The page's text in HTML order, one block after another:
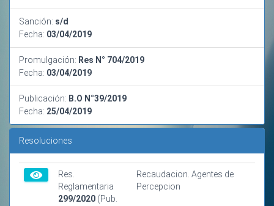
Sanción: s/d
Fecha: 03/04/2019
Promulgación: Res N° 704/2019
Fecha: 03/04/2019
Publicación: B.O N°39/2019
Fecha: 25/04/2019
Resoluciones
Res.
Reglamentaria
299/2020 (Pub.
Recaudacion. Agentes de
Percepcion